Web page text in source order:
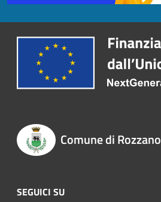
Comune di Rozzano
SEGUICI SU